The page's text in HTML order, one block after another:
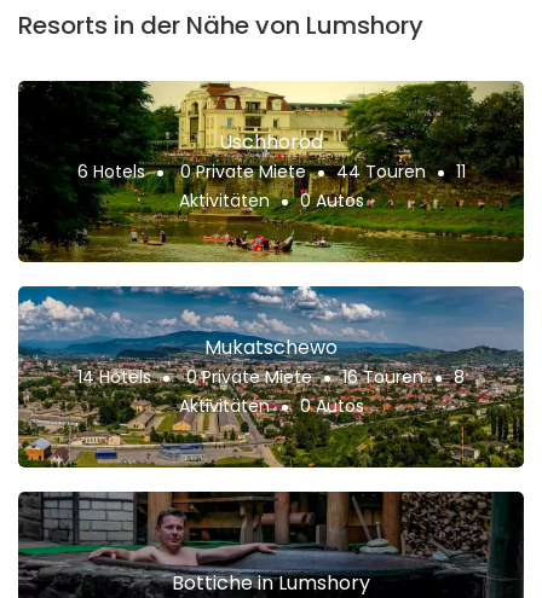
Resorts in der Nähe von Lumshory
Uschhorod
6 Hotels 0 Private Miete 44 Touren
11
Aktivitäten
0 Autos
Mukatschewo
14 Hotels 0 Private Miete 16 Touren
8
Aktivitäten
0 Autos
Bottiche in Lumshory